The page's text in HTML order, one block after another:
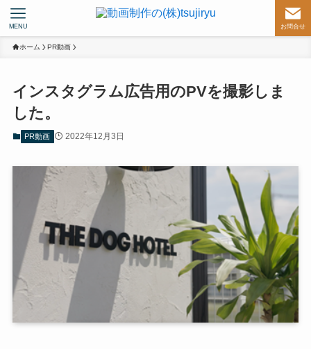
お問合せ
MENU
ホーム PR動画
インスタグラム広告用のPVを撮影しま
した。
PR動画 2022年12月3日